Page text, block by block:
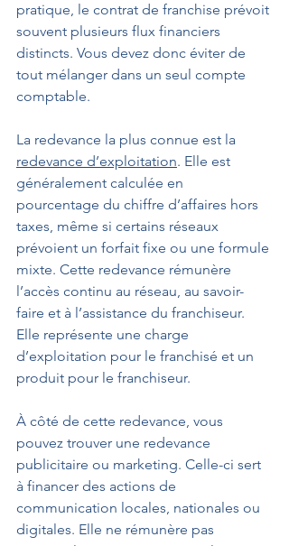
pratique, le contrat de franchise prévoit
souvent plusieurs flux financiers
distincts. Vous devez donc éviter de
tout mélanger dans un seul compte
comptable.
La redevance la plus connue est la
redevance d’exploitation. Elle est
généralement calculée en
pourcentage du chiffre d’affaires hors
taxes, même si certains réseaux
prévoient un forfait fixe ou une formule
mixte. Cette redevance rémunère
l’accès continu au réseau, au savoir-
faire et à l’assistance du franchiseur.
Elle représente une charge
d’exploitation pour le franchisé et un
produit pour le franchiseur.
À côté de cette redevance, vous
pouvez trouver une redevance
publicitaire ou marketing. Celle-ci sert
à financer des actions de
communication locales, nationales ou
digitales. Elle ne rémunère pas